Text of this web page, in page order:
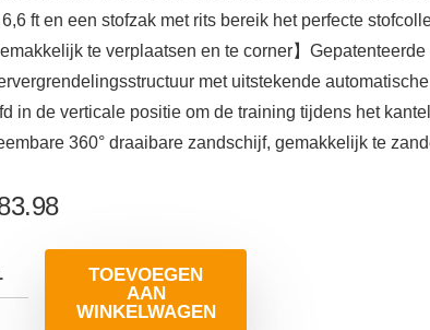
ft en een stofzak met rits bereik het perfecte
te verplaatsen en te corner】Gepatenteerde
met uitstekende
in de verticale positie om de training tijdens het
360° draaibare zandschijf, gemakkelijk te
TOEVOEGEN
AAN
WINKELWAGEN